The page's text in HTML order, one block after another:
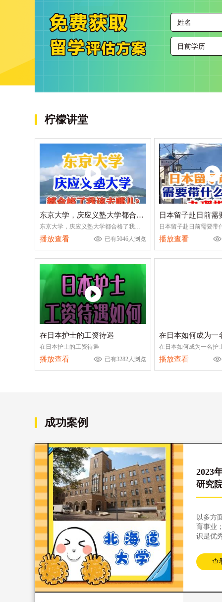
A类顶尖校和指定国立大学。大阪大学
的校友涵盖了诺贝尔奖、沃尔夫奖、拉
斯克奖、日本文化功劳勋章、日本学士
院恩赐奖、日本学士院奖等得主。日本
大学研究生申请（赴日读研）中，柠檬
研究科、理学研究科、文学研究科、经
学科均
本大学
认为自
柠檬讲堂
东京大学，庆应义塾大学都合格了我该去哪儿
东京大学，庆应义塾大学都合格了我该去哪儿
播放查看 已有5046人浏览 播放查看
在日本护士的工资待遇
在日本护士的工资待遇
播放查看 已有3282人浏览
在日本如何成为一
在日本如何成为一名护
播放查看
成功案例
2023
研究
以多方
育事业
识是优
研究院
查